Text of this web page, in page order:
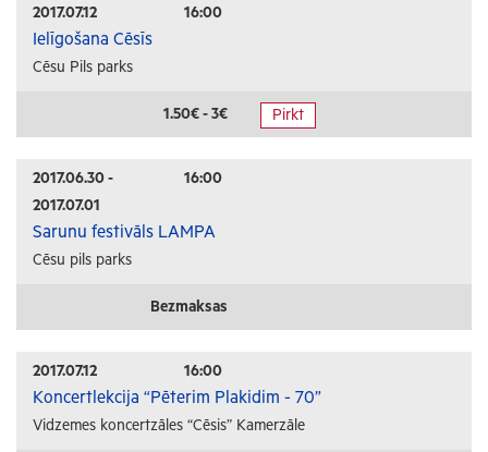
Izglītība
Konferences
Kursi un semināri
Radošās darbnīcas
Lekcijas
Interešu pasākumi
Ģimenēm ar bērniem
2017.07.12 16:00
Ielīgošana Cēsīs
Cēsu Pils parks
1.50€ - 3€ Pirkt
2017.06.30 -
2017.07.01
16:00
Sarunu festivāls LAMPA
Cēsu pils parks
Bezmaksas
2017.07.12 16:00
Koncertlekcija “Pēterim Plakidim - 70”
Vidzemes koncertzāles “Cēsis” Kamerzāle